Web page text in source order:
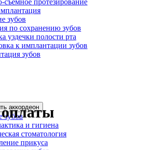
съемное протезирование
зубов
по сохранению зубов
уздечки полости рта
к имплантации зубов
зубов
аккордеон
зубов
и гигиена
стоматология
прикуса